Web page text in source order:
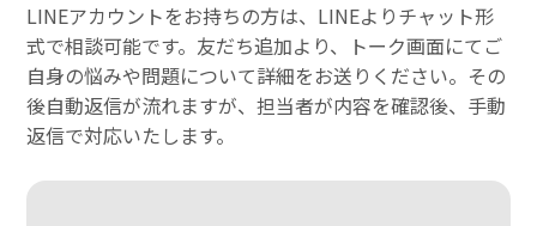
LINEアカウントをお持ちの方は、LINEよりチャット形
式で相談可能です。友だち追加より、トーク画面にてご
自身の悩みや問題について詳細をお送りください。その
後自動返信が流れますが、担当者が内容を確認後、手動
返信で対応いたします。